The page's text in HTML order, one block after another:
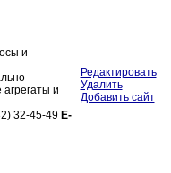
и
и
32-45-49 E-
Редактировать
Удалить
Добавить сайт